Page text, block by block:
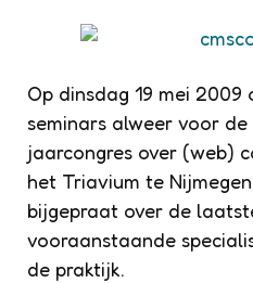
Op dinsdag 19 mei 2009
seminars alweer voor
jaarcongres over (web)
het Triavium te
bijgepraat over de
vooraanstaande
de praktijk.